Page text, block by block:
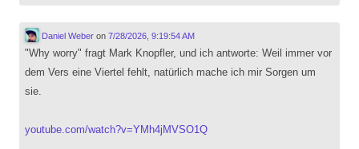
Daniel Weberon 7/28/2026, 9:19:54 AM
"Why worry" fragt Mark Knopfler, und ich antworte: Weil immer vor
dem Vers eine Viertel fehlt, natürlich mache ich mir Sorgen um
sie.
youtube.com/watch?v=YMh4jMVSO1Q